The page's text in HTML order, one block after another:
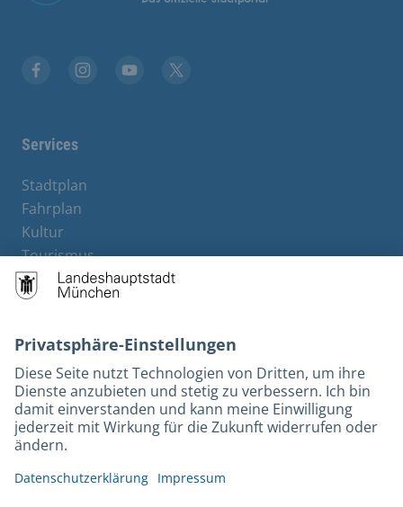
Services
Stadtplan
Fahrplan
Kultur
Tourismus
M-Strom
Bürgerservice
Rechtliches und Kontakt
Barrierefreiheit
Leichte Sprache
Gebärdensprache